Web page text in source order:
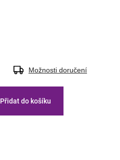
Možnosti doručení
Přidat do košíku